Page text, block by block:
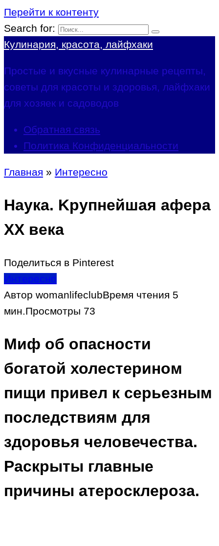
Перейти к контенту
Search for:
Кулинария, красота, лайфхаки
Простые и вкусные кулинарные рецепты,
советы для красоты и здоровья, лайфхаки
для хозяек и садоводов
Обратная связь
Политика Конфиденциальности
Главная » Интересно
Наука. Kрупнейшая афера
XX века
Поделиться в Pinterest
Интересно
Автор womanlifeclubВремя чтения 5
мин.Просмотры 73
Миф об опасности
богатой холестерином
пищи привел к серьезным
последствиям для
здоровья человечества.
Раскрыты главные
причины атеросклероза.